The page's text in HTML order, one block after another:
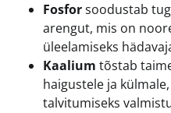
Fosforsoodustab
arengut, mis on
üleelamiseks
Kaalium tõstab
haigustele ja
talvitumiseks